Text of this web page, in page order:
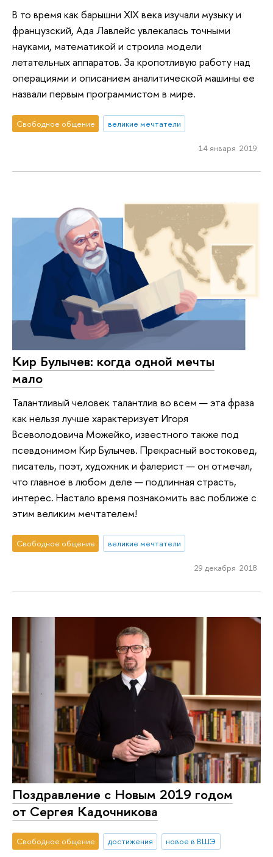
В то время как барышни XIX века изучали музыку и
французский, Ада Лавлейс увлекалась точными
науками, математикой и строила модели
летательных аппаратов. За кропотливую работу над
операциями и описанием аналитической машины ее
назвали первым программистом в мире.
Свободное общение великие мечтатели
14 января 2019
Кир Булычев: когда одной мечты
мало
Талантливый человек талантлив во всем — эта фраза
как нельзя лучше характеризует Игоря
Всеволодовича Можейко, известного также под
псевдонимом Кир Булычев. Прекрасный востоковед,
писатель, поэт, художник и фалерист — он отмечал,
что главное в любом деле — подлинная страсть,
интерес. Настало время познакомить вас поближе с
этим великим мечтателем!
Свободное общение великие мечтатели
29 декабря 2018
Поздравление с Новым 2019 годом
от Сергея Кадочникова
Свободное общение достижения новое в ВШЭ